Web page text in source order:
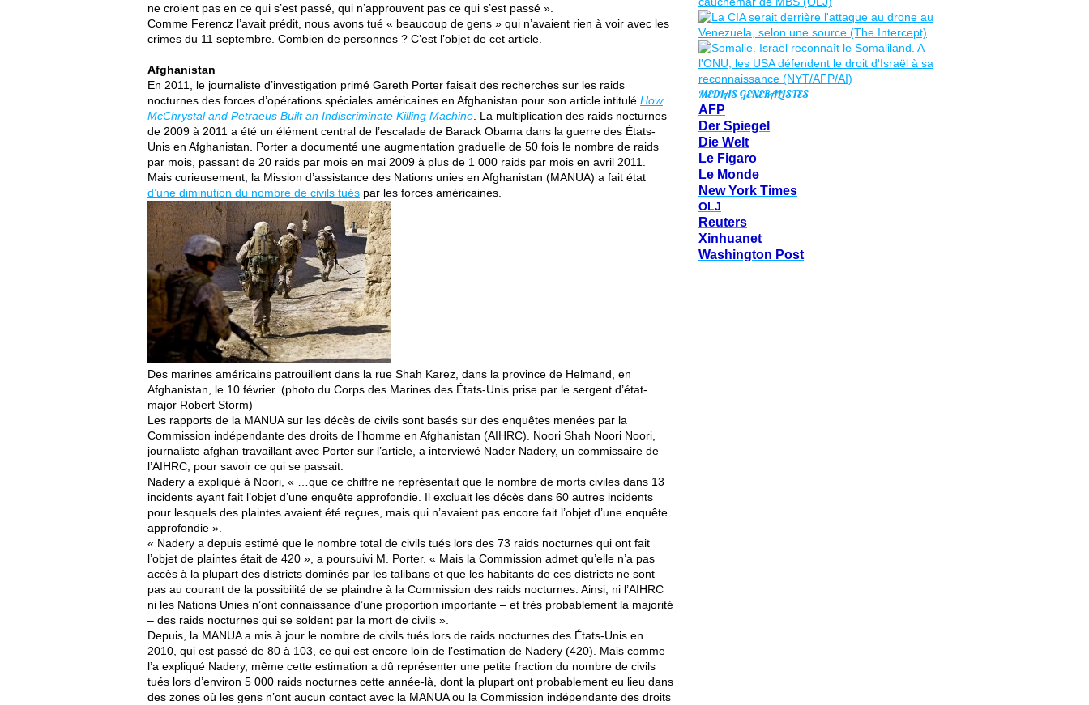
ne croient pas en ce qui s’est passé, qui n’approuvent pas ce qui s’est passé ».
Comme Ferencz l’avait prédit, nous avons tué « beaucoup de gens » qui n’avaient rien à voir avec les
crimes du 11 septembre. Combien de personnes ? C’est l’objet de cet article.
Afghanistan
En 2011, le journaliste d’investigation primé Gareth Porter faisait des recherches sur les raids
nocturnes des forces d’opérations spéciales américaines en Afghanistan pour son article intitulé How
McChrystal and Petraeus Built an Indiscriminate Killing Machine . La multiplication des raids nocturnes
de 2009 à 2011 a été un élément central de l’escalade de Barack Obama dans la guerre des États-
Unis en Afghanistan. Porter a documenté une augmentation graduelle de 50 fois le nombre de raids
par mois, passant de 20 raids par mois en mai 2009 à plus de 1 000 raids par mois en avril 2011.
Mais curieusement, la Mission d’assistance des Nations unies en Afghanistan (MANUA) a fait état
d’une diminution du nombre de civils tués par les forces américaines.
Des marines américains patrouillent dans la rue Shah Karez, dans la province de Helmand, en
Afghanistan, le 10 février. (photo du Corps des Marines des États-Unis prise par le sergent d’état-
major Robert Storm)
Les rapports de la MANUA sur les décès de civils sont basés sur des enquêtes menées par la
Commission indépendante des droits de l’homme en Afghanistan (AIHRC). Noori Shah Noori Noori,
journaliste afghan travaillant avec Porter sur l’article, a interviewé Nader Nadery, un commissaire de
l’AIHRC, pour savoir ce qui se passait.
Nadery a expliqué à Noori, « …que ce chiffre ne représentait que le nombre de morts civiles dans 13
incidents ayant fait l’objet d’une enquête approfondie. Il excluait les décès dans 60 autres incidents
pour lesquels des plaintes avaient été reçues, mais qui n’avaient pas encore fait l’objet d’une enquête
approfondie ».
« Nadery a depuis estimé que le nombre total de civils tués lors des 73 raids nocturnes qui ont fait
l’objet de plaintes était de 420 », a poursuivi M. Porter. « Mais la Commission admet qu’elle n’a pas
accès à la plupart des districts dominés par les talibans et que les habitants de ces districts ne sont
pas au courant de la possibilité de se plaindre à la Commission des raids nocturnes. Ainsi, ni l’AIHRC
ni les Nations Unies n’ont connaissance d’une proportion importante – et très probablement la majorité
– des raids nocturnes qui se soldent par la mort de civils ».
Depuis, la MANUA a mis à jour le nombre de civils tués lors de raids nocturnes des États-Unis en
2010, qui est passé de 80 à 103, ce qui est encore loin de l’estimation de Nadery (420). Mais comme
l’a expliqué Nadery, même cette estimation a dû représenter une petite fraction du nombre de civils
tués lors d’environ 5 000 raids nocturnes cette année-là, dont la plupart ont probablement eu lieu dans
des zones où les gens n’ont aucun contact avec la MANUA ou la Commission indépendante des droits
MEDIAS GENERALISTES
AFP
Der Spiegel
Die Welt
Le Figaro
Le Monde
New York Times
OLJ
Reuters
Xinhuanet
Washington Post